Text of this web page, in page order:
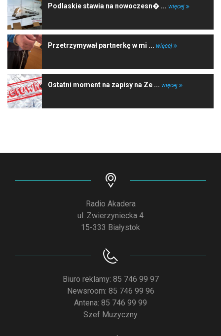
Podlaskie stawia na nowoczesn� ... więcej
Przetrzymywał partnerkę w mi ... więcej
Ostatni moment na zapisy na Ze ... więcej
Radio Akadera
ul. Zwierzyniecka 4
15-333 Białystok
Biuro reklamy: 85 746 99 97
Newsroom: 85 746 99 96
Antena: 85 746 99 99
Szef Muzyczny